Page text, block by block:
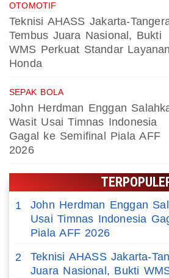
OTOMOTIF
Teknisi AHASS Jakarta-
Tembus Juara Nasional, Bukti
WMS Perkuat Standar Layanan
Honda
SEPAK BOLA
John Herdman Enggan
Wasit Usai Timnas Indonesia
Gagal ke Semifinal Piala AFF
2026
1
John Herdman Enggan
Usai Timnas Indonesia
Piala AFF 2026
2
Teknisi AHASS Jakarta-
Juara Nasional, Bukti